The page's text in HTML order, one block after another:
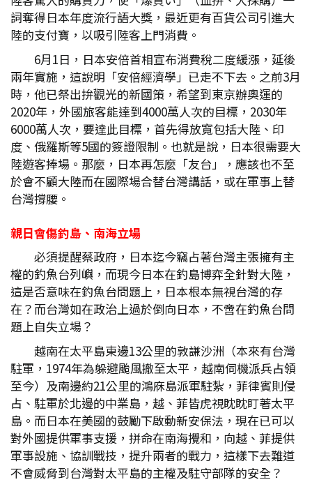
詞奪得日本年度流行語大獎，最近更有百貨公司引進大
陸的支付寶，以吸引陸客上門消費。
6月1日，日本安倍首相宣布消費稅二度緩漲，延後
兩年實施，這說明「安倍經濟學」已走不下去。之前3月
時，他已祭出拚觀光的新國策，希望到東京辦奧運的
2020年，外國旅客能達到4000萬人次的目標，2030年
6000萬人次，要達此目標，首先得放寬包括大陸、印
度、俄羅斯等5國的簽證限制。也就是說，日本很需要大
陸遊客捧場。那麼，日本再怎麼「友台」，應該也不至
於會不顧大陸而在國際場合替台灣講話，或在軍事上替
台灣撐腰。
親日會傷釣島、南海立場
必須提醒蔡政府，日本迄今竊占著台灣主張擁有主
權的釣魚台列嶼，而現今日本在釣島博弈全針對大陸，
這是否意味在釣魚台問題上，日本根本無視台灣的存
在？而台灣如在政治上過於倒向日本，不啻在釣魚台問
題上自失立場？
越南在太平島東邊13公里的敦謙沙洲（本來有台灣
駐軍，1974年為躲避颱風撤至太平，越南伺機派兵占領
至今）及南邊約21公里的鴻庥島派軍駐紮，菲律賓則侵
占、駐軍於北邊的中業島，越、菲皆虎視眈眈盯著太平
島。而日本在美國的鼓勵下啟動新安保法，現在已可以
對外國提供軍事支援，拼命在南海攪和，向越、菲提供
軍事設施、協訓戰技，提升兩者的戰力，這樣下去難道
不會威脅到台灣對太平島的主權及駐守部隊的安全？